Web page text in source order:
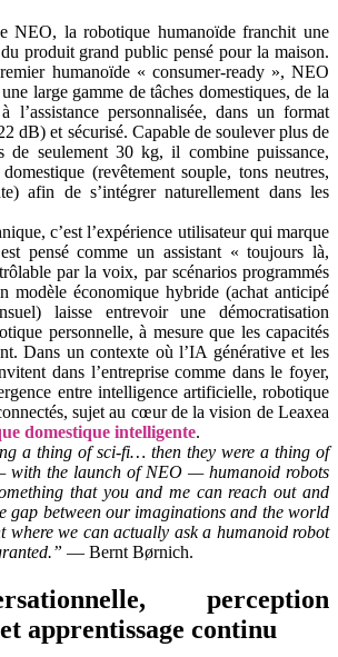
NEO, la robotique humanoïde franchit une
produit grand public pensé pour la maison.
humanoïde « consumer-ready », NEO
large gamme de tâches domestiques, de la
l’assistance personnalisée, dans un format
dB) et sécurisé. Capable de soulever plus de
seulement 30 kg, il combine puissance,
(revêtement souple, tons neutres,
afin de s’intégrer naturellement dans les
c’est l’expérience utilisateur qui marque
pensé comme un assistant « toujours là,
par la voix, par scénarios programmés
modèle économique hybride (achat anticipé
laisse entrevoir une démocratisation
personnelle, à mesure que les capacités
Dans un contexte où l’IA générative et les
dans l’entreprise comme dans le foyer,
entre intelligence artificielle, robotique
sujet au cœur de la vision de Leaxea
domestique intelligente.
a thing of sci-fi… then they were a thing of
with the launch of NEO — humanoid robots
that you and me can reach out and
gap between our imaginations and the world
where we can actually ask a humanoid robot
— Bernt Børnich.
perception
apprentissage continu